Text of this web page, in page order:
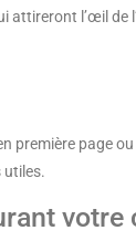
attireront l’œil de
première page
votre